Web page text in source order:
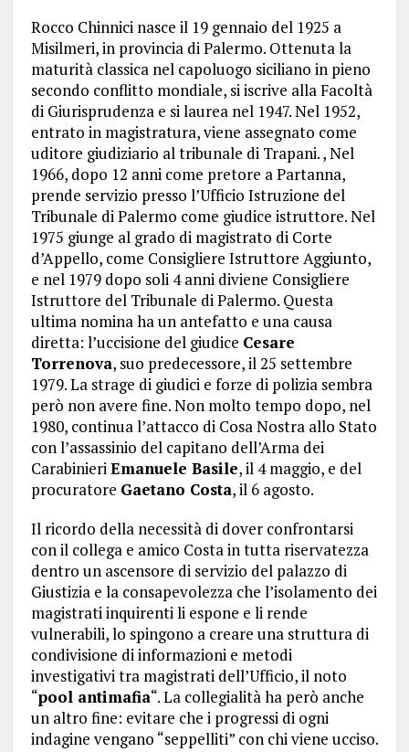
Rocco Chinnici nasce il 19 gennaio del 1925 a
Misilmeri, in provincia di Palermo. Ottenuta la
maturità classica nel capoluogo siciliano in pieno
secondo conflitto mondiale, si iscrive alla Facoltà
di Giurisprudenza e si laurea nel 1947. Nel 1952,
entrato in magistratura, viene assegnato come
uditore giudiziario al tribunale di Trapani. , Nel
1966, dopo 12 anni come pretore a Partanna,
prende servizio presso l’Ufficio Istruzione del
Tribunale di Palermo come giudice istruttore. Nel
1975 giunge al grado di magistrato di Corte
d’Appello, come Consigliere Istruttore Aggiunto,
e nel 1979 dopo soli 4 anni diviene Consigliere
Istruttore del Tribunale di Palermo. Questa
ultima nomina ha un antefatto e una causa
diretta: l’uccisione del giudice Cesare
Torrenova, suo predecessore, il 25 settembre
1979. La strage di giudici e forze di polizia sembra
però non avere fine. Non molto tempo dopo, nel
1980, continua l’attacco di Cosa Nostra allo Stato
con l’assassinio del capitano dell’Arma dei
CarabinieriEmanuele Basile, il 4 maggio, e del
procuratore Gaetano Costa, il 6 agosto.
Il ricordo della necessità di dover confrontarsi
con il collega e amico Costa in tutta riservatezza
dentro un ascensore di servizio del palazzo di
Giustizia e la consapevolezza che l’isolamento dei
magistrati inquirenti li espone e li rende
vulnerabili, lo spingono a creare una struttura di
condivisione di informazioni e metodi
investigativi tra magistrati dell’Ufficio, il noto
“pool antimafia“. La collegialità ha però anche
un altro fine: evitare che i progressi di ogni
indagine vengano “seppelliti” con chi viene ucciso.